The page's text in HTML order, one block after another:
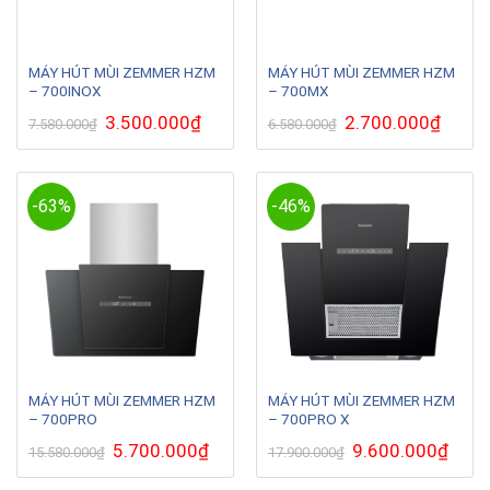
MÁY HÚT MÙI ZEMMER HZM
– 700INOX
7.580.000₫ Giá
gốc
là:
3.500.000₫Giá
hiện
tại
3.500.000₫.
MÁY HÚT MÙI ZEMMER HZM
– 700MX
6.580.000₫ Giá
gốc
là:
2.700.000₫Giá
hiện
tại
-63%
MÁY HÚT MÙI ZEMMER HZM
– 700PRO
15.580.000₫ Giá
gốc
là:
5.700.000₫Giá
hiện
tại
-46%
MÁY HÚT MÙI ZEMMER HZM
– 700PRO X
17.900.000₫ Giá
gốc
là:
9.600.000₫Giá
hiện
tại